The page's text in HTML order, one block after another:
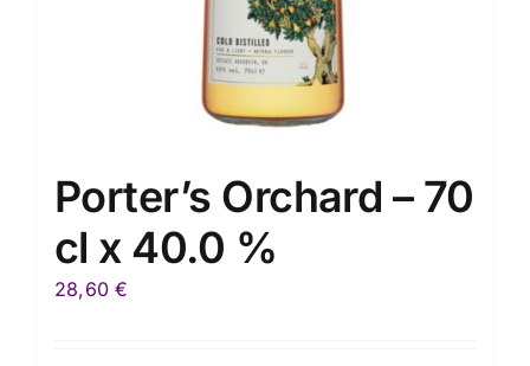
Porter’s Orchard – 70
cl x 40.0 %
28,60€